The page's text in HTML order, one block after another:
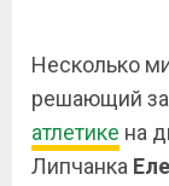
Несколько
решающий
атлетике на
Липчанка